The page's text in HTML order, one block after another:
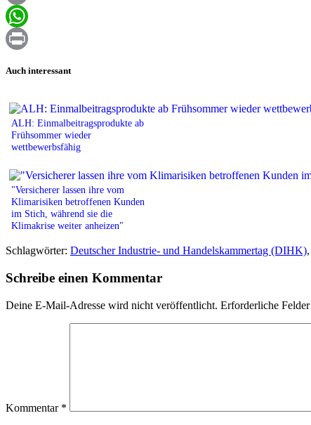
Email
WhatsApp
Auch interessant
ALH: Einmalbeitragsprodukte ab
Frühsommer wieder
wettbewerbsfähig
"Versicherer lassen ihre vom
Klimarisiken betroffenen Kunden
im Stich, während sie die
Klimakrise weiter anheizen"
Schlagwörter: Deutscher Industrie- und Handelskammertag (DIHK),
Schreibe einen Kommentar
Deine E-Mail-Adresse wird nicht veröffentlicht. Erforderliche
Kommentar *